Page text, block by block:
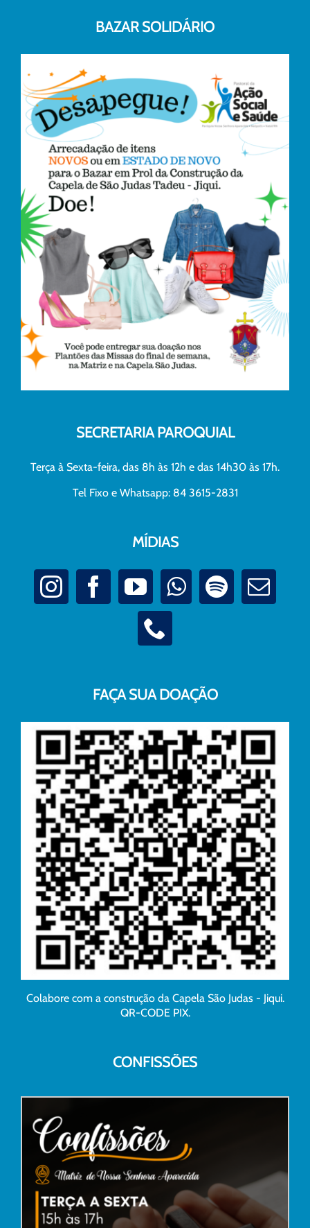
BAZAR SOLIDÁRIO
SECRETARIA PAROQUIAL
Terça à Sexta-feira, das 8h às 12h e das 14h30 às 17h.
Tel Fixo e Whatsapp: 84 3615-2831
MÍDIAS
FAÇA SUA DOAÇÃO
Colabore com a construção da Capela São Judas - Jiqui.
QR-CODE PIX.
CONFISSÕES